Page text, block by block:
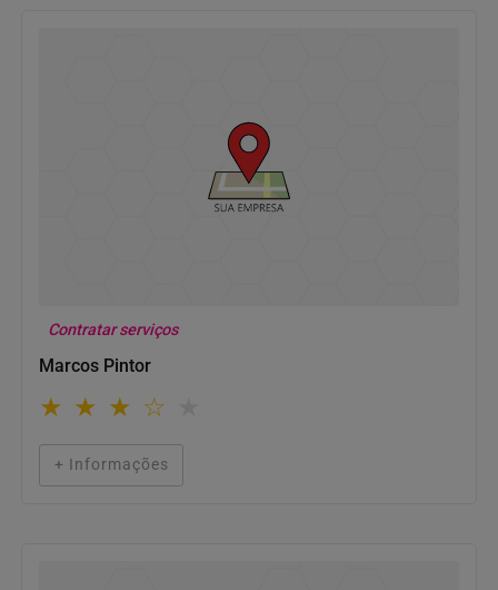
Contratar serviços
Marcos Pintor
★ ★ ★ ☆
+ Informações